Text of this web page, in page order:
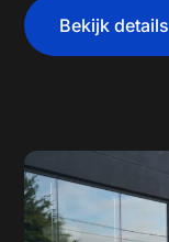
Bekijk details